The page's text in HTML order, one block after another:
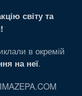
світу та
в окремій
на неї.